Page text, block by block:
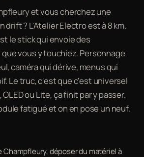
et vous cherchez une
? L'Atelier Electro est à 8 km.
le stick qui envoie des
vous y touchiez. Personnage
caméra qui dérive, menus qui
Le truc, c'est que c'est universel
ou Lite, ça finit par y passer.
fatigué et on en pose un neuf,
Champfleury, déposer du matériel à